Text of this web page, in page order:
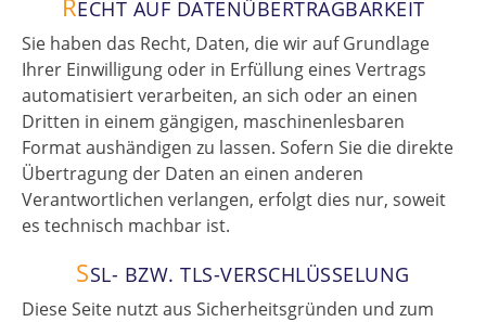
RECHT AUF DATENÜBERTRAGBARKEIT
Sie haben das Recht, Daten, die wir auf Grundlage
Ihrer Einwilligung oder in Erfüllung eines Vertrags
automatisiert verarbeiten, an sich oder an einen
Dritten in einem gängigen, maschinenlesbaren
Format aushändigen zu lassen. Sofern Sie die direkte
Übertragung der Daten an einen anderen
Verantwortlichen verlangen, erfolgt dies nur, soweit
es technisch machbar ist.
SSL- BZW. TLS-VERSCHLÜSSELUNG
Diese Seite nutzt aus Sicherheitsgründen und zum